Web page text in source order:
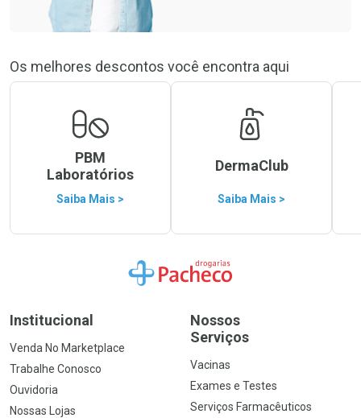
Os melhores descontos você encontra aqui
PBM
Laboratórios
Saiba Mais >
DermaClub
Saiba Mais >
Ir para a Home
Institucional
Venda No Marketplace
Trabalhe Conosco
Ouvidoria
Nossas Lojas
Nossos
Serviços
Vacinas
Exames e Testes
Serviços Farmacêuticos